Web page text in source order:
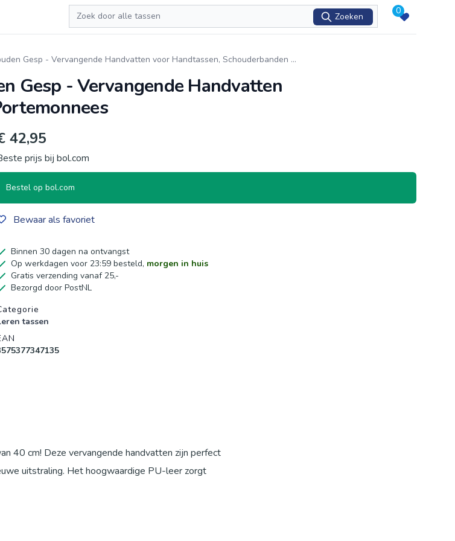
Zoeken
Zoeken
0
Gesp - Vervangende Handvatten voor Handtassen, Schouderbanden ...
Gesp - Vervangende Handvatten
42,95
prijs bij bol.com
Bestel op bol.com
Bewaar als favoriet
Binnen 30 dagen na ontvangst
Op werkdagen voor 23:59 besteld, morgen in huis
Gratis verzending vanaf 25,-
Bezorgd door PostNL
tassen
40 cm! Deze vervangende handvatten zijn perfect
uitstraling. Het hoogwaardige PU-leer zorgt
of roesten.